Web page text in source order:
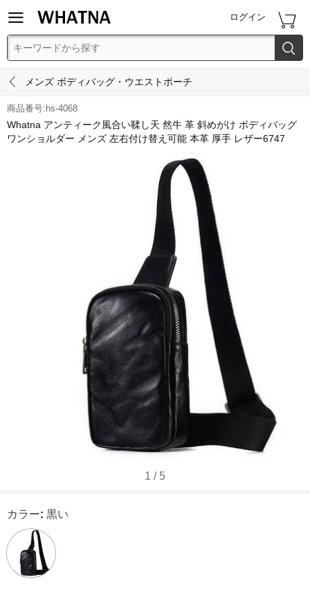
 ログイン 

 メンズ ボディバッグ・ウエストポーチ
商品番号:hs-4068
Whatna アンティーク風合い鞣し天 然牛 革 斜めがけ ボディバッグ
ワンショルダー メンズ 左右付け替え可能 本革 厚手 レザー6747
1 / 5
カラー: 黒い